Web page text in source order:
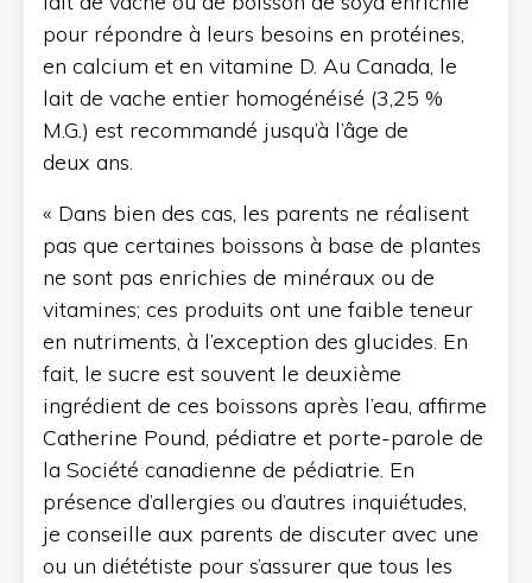
pour répondre à leurs besoins en protéines,
en calcium et en vitamine D. Au Canada, le
lait de vache entier homogénéisé (3,25 %
M.G.) est recommandé jusqu’à l’âge de
deux ans.
« Dans bien des cas, les parents ne réalisent
pas que certaines boissons à base de plantes
ne sont pas enrichies de minéraux ou de
vitamines; ces produits ont une faible teneur
en nutriments, à l’exception des glucides. En
fait, le sucre est souvent le deuxième
ingrédient de ces boissons après l’eau, affirme
Catherine Pound, pédiatre et porte-parole de
la Société canadienne de pédiatrie. En
présence d’allergies ou d’autres inquiétudes,
je conseille aux parents de discuter avec une
ou un diététiste pour s’assurer que tous les